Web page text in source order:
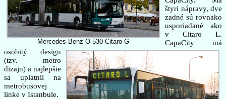
Mercedes-Benz O 530 Citaro G
štyri nápravy, dve
zadné sú rovnako
usporiadané ako
v Citaro L.
CapaCity má
osobitý design
(tzv. metro
dizajn) a najlepšie
sa uplatnil na
metrobusovej
linke v Istanbule.